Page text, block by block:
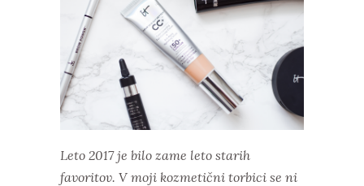
Leto 2017 je bilo zame leto starih
favoritov. V moji kozmetični torbici se ni